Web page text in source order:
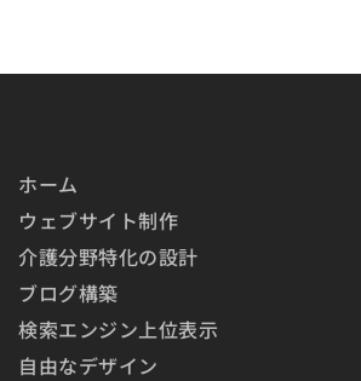
ホーム
ウェブサイト制作
介護分野特化の設計
ブログ構築
検索エンジン上位表示
自由なデザイン